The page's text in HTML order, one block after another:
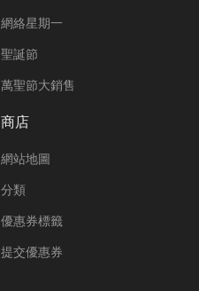
網絡星期一
聖誕節
萬聖節大銷售
商店
網站地圖
分類
優惠券標籤
提交優惠券